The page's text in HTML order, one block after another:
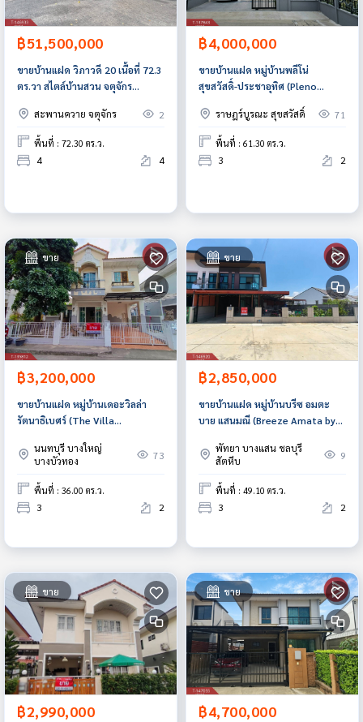
฿51,500,000
ขายบ้านแฝด วิภาวดี 20 เนื้อที่ 72.3
ตร.วา สไตล์บ้านสวน จตุจักร
สะพานควาย จตุจักร
2
พื้นที่ : 72.30 ตร.ว.
4 4
฿4,000,000
ขายบ้านแฝด หมู่บ้านพลีโน่
สุขสวัสดิ์-ประชาอุทิศ (Pleno
สมุทรเจดีย์ สมุทรปราการ บ้านสวย
ต่อเติมพร้อมอยู่
ราษฎร์บูรณะ สุขสวัสดิ์ 71
พื้นที่ : 61.30 ตร.ว.
3 2
ขาย
฿3,200,000
ขายบ้านแฝด หมู่บ้านเดอะวิลล่า
รัตนาธิเบศร์ (The Villa
นนทบุรี บางใหญ่
บางบัวทอง
73
พื้นที่ : 36.00 ตร.ว.
3 2
ขาย
฿2,850,000
ขายบ้านแฝด หมู่บ้านบรีซ อมตะ
บาย แสนมณี (Breeze Amata by
พัทยา บางแสน ชลบุรี
สัตหีบ
9
พื้นที่ : 49.10 ตร.ว.
3 2
ขาย
฿2,990,000
ขาย
฿4,700,000